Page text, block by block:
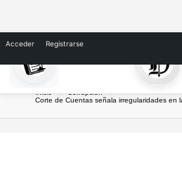
Inicio
Corrupción
Corte de Cuentas señala irregularidades en
Acceder Registrarse